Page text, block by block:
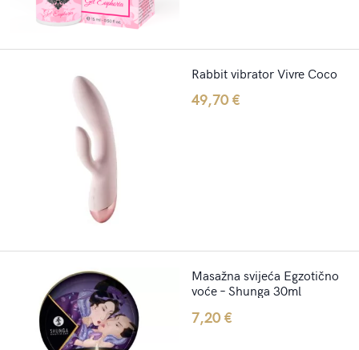
Rabbit vibrator Vivre Coco
49,70€
Masažna svijeća Egzotično
voće – Shunga 30ml
7,20€